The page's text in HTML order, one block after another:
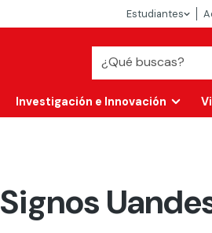
Estudiantes
Investigación e Innovación